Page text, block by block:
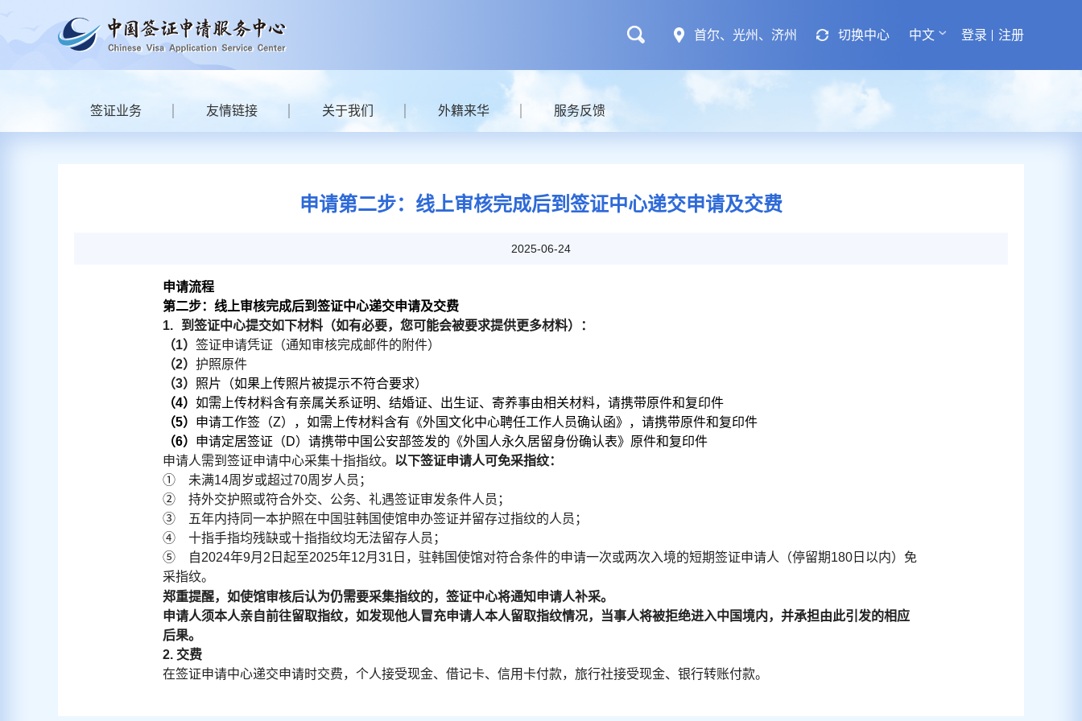
首尔、光州、济州 切换中心 中文 登录 注册
签证业务 友情链接 关于我们 外籍来华 服务反馈
申请第二步：线上审核完成后到签证中心递交申请及交费
2025-06-24
申请流程
第二步：线上审核完成后到签证中心递交申请及交费
1.
到签证中心提交如下材料（如有必要，您可能会被要求提供更多材料）：
（1） 签证申请凭证（通知审核完成邮件的附件）
（2） 护照原件
（3） 照片（如果上传照片被提示不符合要求）
（4） 如需上传材料含有亲属关系证明、结婚证、出生证、寄养事由相关材料，请携带原件和复印件
（5） 申请工作签（Z）， 如需上传材料含有《外国文化中心聘任工作人员确认函》， 请携带原件和复印件
（6） 申请定居签证（D）请携带中国公安部签发的《外国人永久居留身份确认表》原件和复印件
申请人需到签证申请中心采集十指指纹。 以下签证申请人可免采指纹：
① 未满14周岁或超过70周岁人员；
② 持外交护照或符合外交、公务、礼遇签证审发条件人员；
③ 五年内持同一本护照在中国驻韩国使馆申办签证并留存过指纹的人员；
④ 十指手指均残缺或十指指纹均无法留存人员；
⑤ 自2024年9月 2 日起至2025年12月 31 日，驻韩国使馆对符合条件的申请一次或两次入境的短期签证申请人（停留期180 日以内）免
采指纹。
郑重提醒，如使馆审核后认为仍需要采集指纹的，签证中心将通知申请人补采。
申请人须本人亲自前往留取指纹，如发现他人冒充申请人本人留取指纹情况，当事人将被拒绝进入中国境内，并承担由此引发的相应
后果。
2. 交费
在签证申请中心递交申请时交费，个人接受现金、借记卡、信用卡付款，旅行社接受现金、银行转账付款。